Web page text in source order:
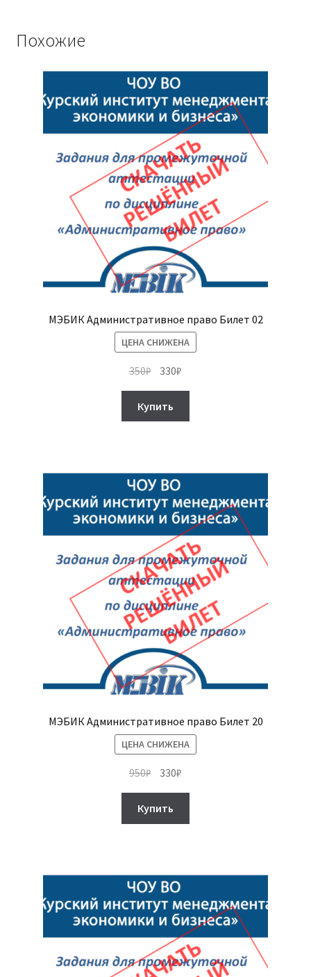
Похожие
МЭБИК Административное право Билет 02
ЦЕНА СНИЖЕНА
350₽ Первоначальная
составляла
350₽.
330₽
Купить
МЭБИК Административное право Билет 20
ЦЕНА СНИЖЕНА
950₽ Первоначальная
цена
составляла
950₽.
330₽
цена:
Купить